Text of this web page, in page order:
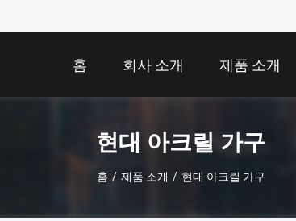
홈 회사 소개 제품 소개
현대 아크릴 가구
홈 / 제품 소개 / 현대 아크릴 가구